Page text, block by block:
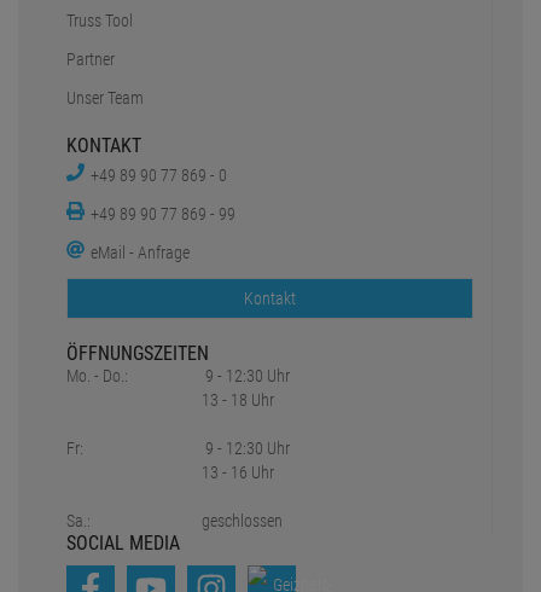
Truss Tool
Partner
Unser Team
KONTAKT
+49 89 90 77 869 - 0
+49 89 90 77 869 - 99
eMail - Anfrage
Kontakt
ÖFFNUNGSZEITEN
Mo. - Do.:
Fr:
Sa.:
9 - 12:30 Uhr
13 - 18 Uhr
9 - 12:30 Uhr
13 - 16 Uhr
geschlossen
SOCIAL MEDIA